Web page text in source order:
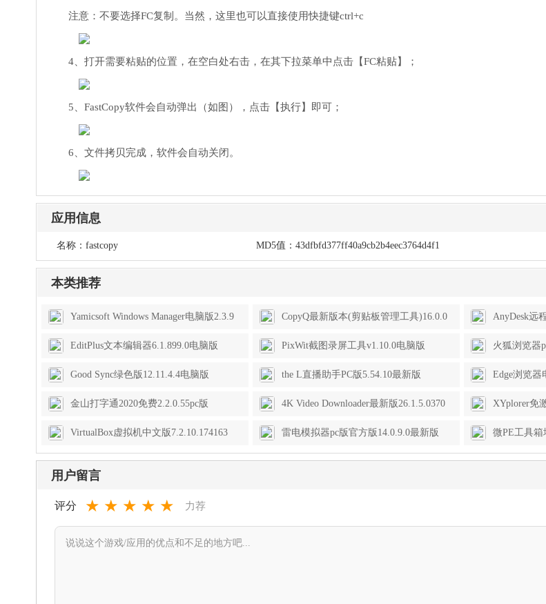
注意：不要选择FC复制。当然，这里也可以直接使用快捷键ctrl+c
4、打开需要粘贴的位置，在空白处右击，在其下拉菜单中点击【FC粘贴】；
5、FastCopy软件会自动弹出（如图），点击【执行】即可；
6、文件拷贝完成，软件会自动关闭。
应用信息
名称： fastcopy MD5值： 43dfbfd377ff40a9cb2b4eec3764d4f1
本类推荐
Yamicsoft Windows Manager电脑版2.3.9
绿色版
CopyQ最新版本(剪贴板管理工具)16.0.0
电脑版
AnyDesk远
EditPlus文本编辑器6.1.899.0电脑版 PixWit截图录屏工具v1.10.0电脑版 火狐浏览器
最新版
Good Sync绿色版12.11.4.4电脑版 the L直播助手PC版5.54.10最新版 Edge浏览器
官方正式版
金山打字通2020免费2.2.0.55pc版 4K Video Downloader最新版26.1.5.0370
中文版
XYplorer免
电脑版
VirtualBox虚拟机中文版7.2.10.174163 雷电模拟器pc版官方版14.0.9.0最新版 微PE工具箱
用户留言
评分 ★ ★ ★ ★ ★ 力荐